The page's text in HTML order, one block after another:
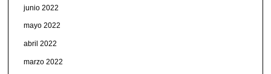
junio 2022
mayo 2022
abril 2022
marzo 2022